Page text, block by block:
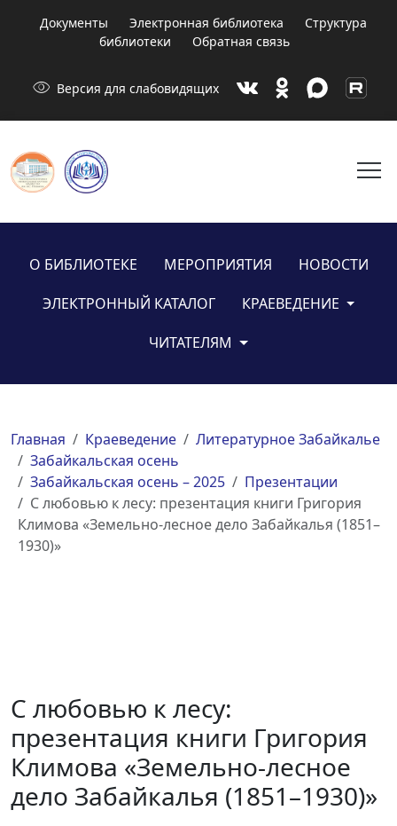
Документы Электронная библиотека
Структура
библиотеки
Обратная связь
visibility Версия для слабовидящих
menu
О БИБЛИОТЕКЕ МЕРОПРИЯТИЯ
НОВОСТИ
ЭЛЕКТРОННЫЙ КАТАЛОГ
КРАЕВЕДЕНИЕ
ЧИТАТЕЛЯМ
Главная Краеведение
Литературное Забайкалье
Забайкальская осень
Забайкальская осень – 2025
Презентации
С любовью к лесу: презентация книги Григория
Климова «Земельно-лесное дело Забайкалья (1851–
1930)»
С любовью к лесу:
презентация книги Григория
Климова «Земельно-лесное
дело Забайкалья (1851–1930)»